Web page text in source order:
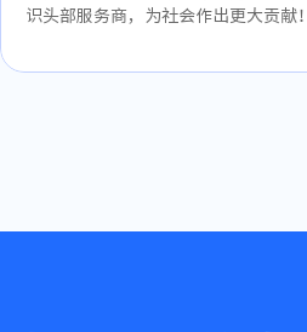
识头部服务商，为社会作出更大贡献！